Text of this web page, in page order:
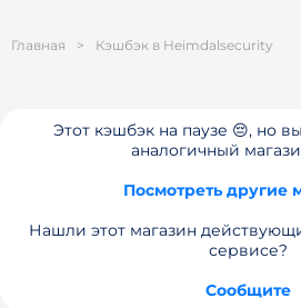
Главная > Кэшбэк в Heimdalsecurity
Этот кэшбэк на паузе 😔, но
аналогичный
Посмотреть другие
Нашли этот магазин
сервисе?
Сообщите